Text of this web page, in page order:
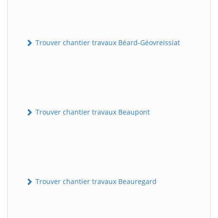
Trouver chantier travaux Béard-Géovreissiat
Trouver chantier travaux Beaupont
Trouver chantier travaux Beauregard